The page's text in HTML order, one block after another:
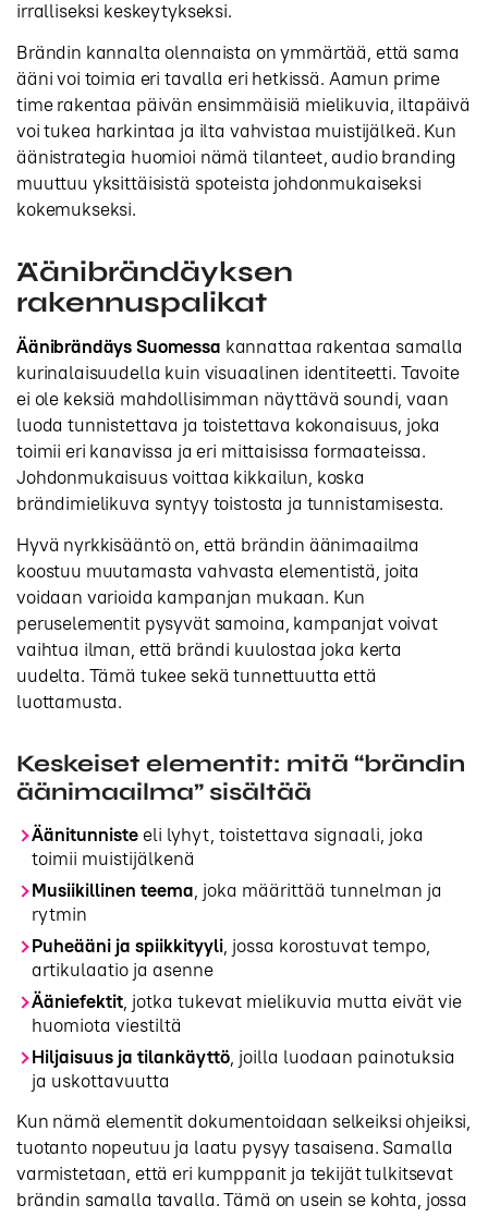
irralliseksi keskeytykseksi.
Brändin kannalta olennaista on ymmärtää, että sama
ääni voi toimia eri tavalla eri hetkissä. Aamun prime
time rakentaa päivän ensimmäisiä mielikuvia, iltapäivä
voi tukea harkintaa ja ilta vahvistaa muistijälkeä. Kun
äänistrategia huomioi nämä tilanteet, audio branding
muuttuu yksittäisistä spoteista johdonmukaiseksi
kokemukseksi.
Äänibrändäyksen
rakennuspalikat
Äänibrändäys Suomessa kannattaa rakentaa samalla
kurinalaisuudella kuin visuaalinen identiteetti. Tavoite
ei ole keksiä mahdollisimman näyttävä soundi, vaan
luoda tunnistettava ja toistettava kokonaisuus, joka
toimii eri kanavissa ja eri mittaisissa formaateissa.
Johdonmukaisuus voittaa kikkailun, koska
brändimielikuva syntyy toistosta ja tunnistamisesta.
Hyvä nyrkkisääntö on, että brändin äänimaailma
koostuu muutamasta vahvasta elementistä, joita
voidaan varioida kampanjan mukaan. Kun
peruselementit pysyvät samoina, kampanjat voivat
vaihtua ilman, että brändi kuulostaa joka kerta
uudelta. Tämä tukee sekä tunnettuutta että
luottamusta.
Keskeiset elementit: mitä “brändin
äänimaailma” sisältää
Äänitunniste eli lyhyt, toistettava signaali, joka
toimii muistijälkenä
Musiikillinen teema, joka määrittää tunnelman ja
rytmin
Puheääni ja spiikkityyli, jossa korostuvat tempo,
artikulaatio ja asenne
Ääniefektit, jotka tukevat mielikuvia mutta eivät vie
huomiota viestiltä
Hiljaisuus ja tilankäyttö, joilla luodaan painotuksia
ja uskottavuutta
Kun nämä elementit dokumentoidaan selkeiksi ohjeiksi,
tuotanto nopeutuu ja laatu pysyy tasaisena. Samalla
varmistetaan, että eri kumppanit ja tekijät tulkitsevat
brändin samalla tavalla. Tämä on usein se kohta, jossa